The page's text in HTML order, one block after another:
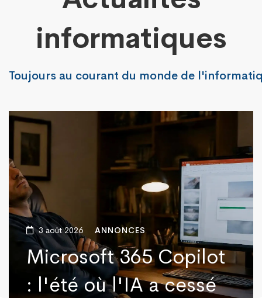
informatiques
Toujours au courant du monde de
3 août 2026 ANNONCES
Microsoft 365 Copilot
: l'été où l'IA a cessé